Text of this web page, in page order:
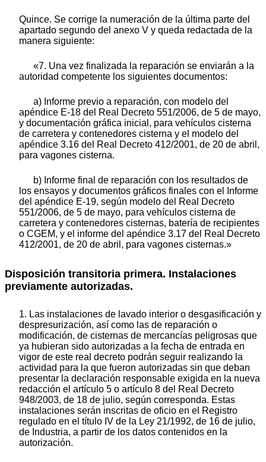
Quince. Se corrige la numeración de la última parte del
apartado segundo del anexo V y queda redactada de la
manera siguiente:
«7. Una vez finalizada la reparación se enviarán a la
autoridad competente los siguientes documentos:
a) Informe previo a reparación, con modelo del
apéndice E-18 del Real Decreto 551/2006, de 5 de mayo,
y documentación gráfica inicial, para vehículos cisterna
de carretera y contenedores cisterna y el modelo del
apéndice 3.16 del Real Decreto 412/2001, de 20 de abril,
para vagones cisterna.
b) Informe final de reparación con los resultados de
los ensayos y documentos gráficos finales con el Informe
del apéndice E-19, según modelo del Real Decreto
551/2006, de 5 de mayo, para vehículos cisterna de
carretera y contenedores cisternas, batería de recipientes
o CGEM, y el informe del apéndice 3.17 del Real Decreto
412/2001, de 20 de abril, para vagones cisternas.»
Disposición transitoria primera. Instalaciones
previamente autorizadas.
1. Las instalaciones de lavado interior o desgasificación y
despresurización, así como las de reparación o
modificación, de cisternas de mercancías peligrosas que
ya hubieran sido autorizadas a la fecha de entrada en
vigor de este real decreto podrán seguir realizando la
actividad para la que fueron autorizadas sin que deban
presentar la declaración responsable exigida en la nueva
redacción el artículo 5 o artículo 8 del Real Decreto
948/2003, de 18 de julio, según corresponda. Estas
instalaciones serán inscritas de oficio en el Registro
regulado en el título IV de la Ley 21/1992, de 16 de julio,
de Industria, a partir de los datos contenidos en la
autorización.